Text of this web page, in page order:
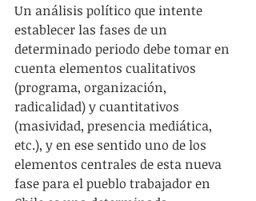
Un análisis político que intente
establecer las fases de un
determinado periodo debe tomar en
cuenta elementos cualitativos
(programa, organización,
radicalidad) y cuantitativos
(masividad, presencia mediática,
etc.), y en ese sentido uno de los
elementos centrales de esta nueva
fase para el pueblo trabajador en